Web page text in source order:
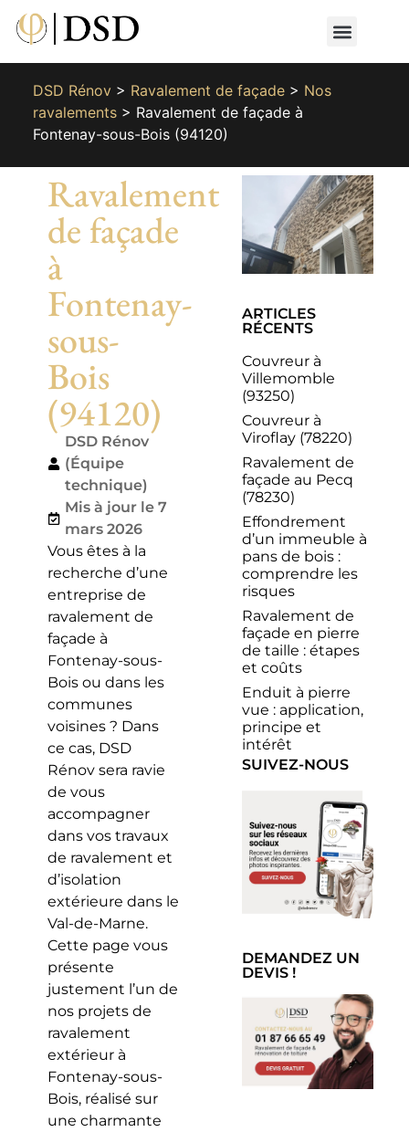
DSD Rénov> Ravalement de façade> Nos
ravalements> Ravalement de façade à
Fontenay-sous-Bois (94120)
Ravalement
de façade
à
Fontenay-
sous-
Bois
(94120)
DSD Rénov
(Équipe
technique)
Mis à jour le 7
mars 2026
Vous êtes à la
recherche d’une
entreprise de
ravalement de
façade à
Fontenay-sous-
Bois ou dans les
communes
voisines ? Dans
ce cas, DSD
Rénov sera ravie
de vous
accompagner
dans vos travaux
de ravalement et
d’isolation
extérieure dans le
Val-de-Marne.
Cette page vous
présente
justement l’un de
nos projets de
ravalement
extérieur à
Fontenay-sous-
Bois, réalisé sur
une charmante
ARTICLES
RÉCENTS
Couvreur à
Villemomble
(93250)
Couvreur à
Viroflay (78220)
Ravalement de
façade au Pecq
(78230)
Effondrement
d’un immeuble à
pans de bois :
comprendre les
risques
Ravalement de
façade en pierre
de taille : étapes
et coûts
Enduit à pierre
vue : application,
principe et
intérêt
SUIVEZ-NOUS
DEMANDEZ UN
DEVIS !